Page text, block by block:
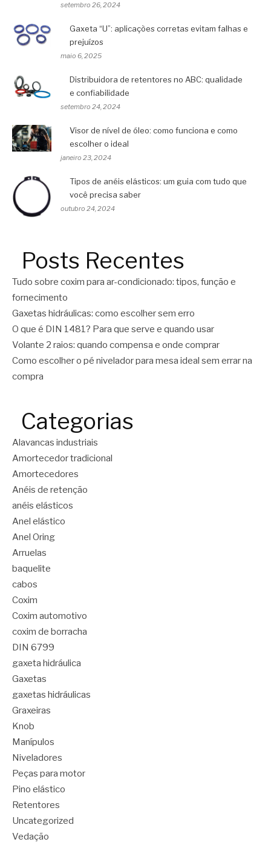
setembro 26, 2024
Gaxeta “U”: aplicações corretas evitam falhas e
prejuízos
maio 6, 2025
Distribuidora de retentores no ABC: qualidade
e confiabilidade
setembro 24, 2024
Visor de nível de óleo: como funciona e como
escolher o ideal
janeiro 23, 2024
Tipos de anéis elásticos: um guia com tudo que
você precisa saber
outubro 24, 2024
Posts Recentes
Tudo sobre coxim para ar-condicionado: tipos, função e
fornecimento
Gaxetas hidráulicas: como escolher sem erro
O que é DIN 1481? Para que serve e quando usar
Volante 2 raios: quando compensa e onde comprar
Como escolher o pé nivelador para mesa ideal sem errar na
compra
Categorias
Alavancas industriais
Amortecedor tradicional
Amortecedores
Anéis de retenção
anéis elásticos
Anel elástico
Anel Oring
Arruelas
baquelite
cabos
Coxim
Coxim automotivo
coxim de borracha
DIN 6799
gaxeta hidráulica
Gaxetas
gaxetas hidráulicas
Graxeiras
Knob
Manípulos
Niveladores
Peças para motor
Pino elástico
Retentores
Uncategorized
Vedação